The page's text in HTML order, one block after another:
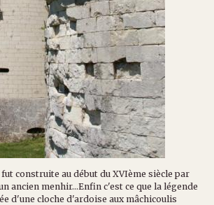
construite au début du XVIème siècle par
ancien menhir...Enfin c'est ce que la légende
d'une cloche d'ardoise aux mâchicoulis